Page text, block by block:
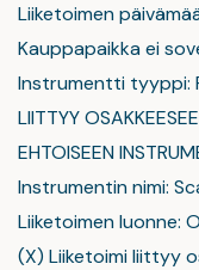
Liiketoimen
Kauppapaikka ei
Instrumentti tyyppi:
LIITTYY
EHTOISEEN
Instrumentin nimi:
Liiketoimen luonne:
(X) Liiketoimi liittyy